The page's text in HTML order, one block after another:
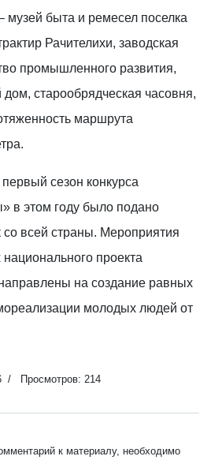
музей быта и ремесел поселка
Рачителихи, заводская
промышленного развития,
старообрядческая часовня,
маршрута
сезон конкурса
в этом году было подано
всей страны. Мероприятия
проекта
на создание равных
молодых людей от
Просмотров: 214
к материалу, необходимо